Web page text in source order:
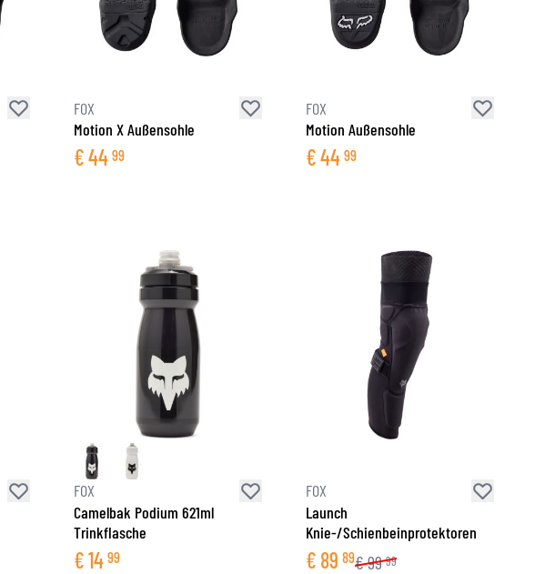
FOX
Motion X Außensohle
€44 99
FOX
Motion Außensohle
€44 99
FOX
Camelbak Podium 621ml
Trinkflasche
€14 99
FOX
Launch
Knie-/Schienbeinprotektoren
€ 89 89€99 99